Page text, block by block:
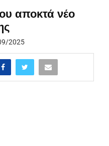
αποκτά νέo
2025